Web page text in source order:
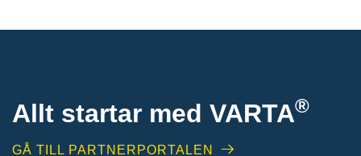
Allt startar med VARTA®
GÅ TILL PARTNERPORTALEN